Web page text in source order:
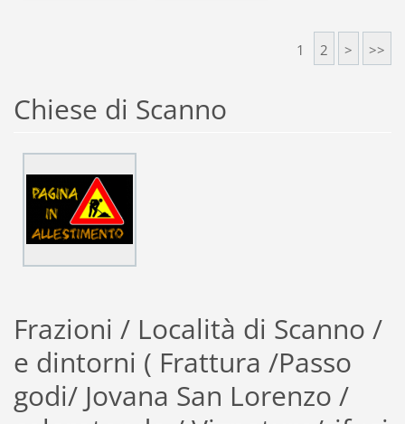
1 2 > >>
Chiese di Scanno
Frazioni / Località di Scanno /
e dintorni ( Frattura /Passo
godi/ Jovana San Lorenzo /